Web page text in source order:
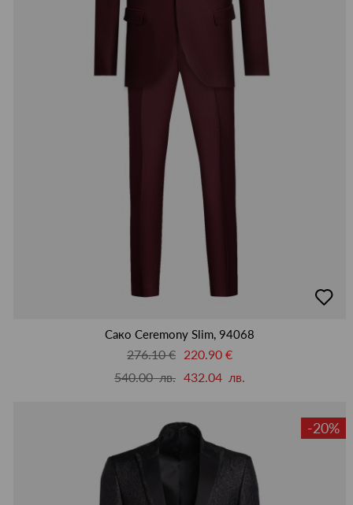
в
Сако Ceremony Slim, 94068
276.10 € 220.90 €
540.00 лв. 432.04 лв.
-20%